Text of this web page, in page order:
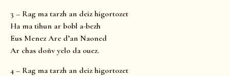
3 – Rag ma tarzh an deiz higortozet
Ha ma tihun ar bobl a-bezh
Eus Menez Are d’an Naoned
Ar chas doñv yelo da ouez.
4 – Rag ma tarzh an deiz higortozet